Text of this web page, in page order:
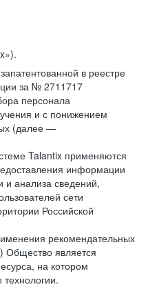
в реестре
за № 2711717
персонала
и с понижением
(далее —
Talantix применяются
информации
и анализа сведений,
сети
Российской
рекомендательных
Общество является
на котором